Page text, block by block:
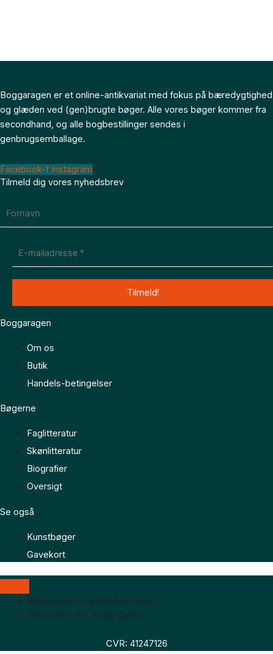
Boggaragen er et online-antikvariat med fokus på bæredygtighed
og glæden ved (gen)brugte bøger. Alle vores bøger kommer fra
secondhand, og alle bogbestillinger sendes i
genbrugsemballage.
Facebook-f Instagram
Tilmeld dig vores nyhedsbrev
Boggaragen
Om os
Butik
Handels-betingelser
Bøgerne
Faglitteratur
Skønlitteratur
Biografier
Oversigt
Se også
Kunstbøger
Gavekort
Boggaragen – online antikvariat
Marktoften 7H, 8464 Galten
CVR: 41247126